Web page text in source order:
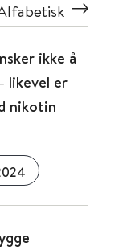
ikke å
likevel er
nikotin